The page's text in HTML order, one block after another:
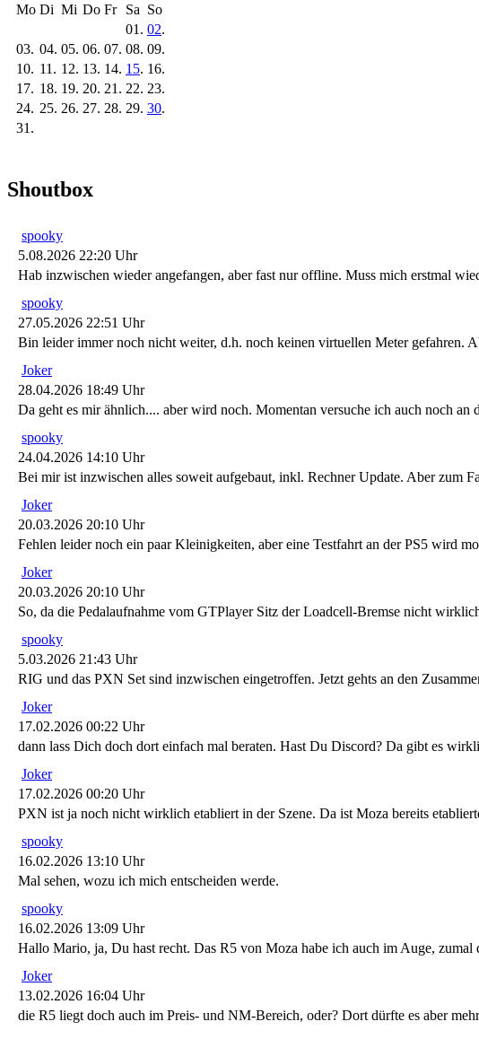
Mo Di Mi Do Fr Sa So
01. 02.
03. 04. 05. 06. 07. 08. 09.
10. 11. 12. 13. 14. 15. 16.
17. 18. 19. 20. 21. 22. 23.
24. 25. 26. 27. 28. 29. 30.
31.
Shoutbox
spooky
5.08.2026 22:20 Uhr
Hab inzwischen wieder angefangen, aber fast nur offline. Muss mich erstmal
spooky
27.05.2026 22:51 Uhr
Bin leider immer noch nicht weiter, d.h. noch keinen virtuellen Meter gefahren.
Joker
28.04.2026 18:49 Uhr
Da geht es mir ähnlich.... aber wird noch. Momentan versuche ich auch noch
spooky
24.04.2026 14:10 Uhr
Bei mir ist inzwischen alles soweit aufgebaut, inkl. Rechner Update. Aber zum
Joker
20.03.2026 20:10 Uhr
Fehlen leider noch ein paar Kleinigkeiten, aber eine Testfahrt an der PS5 wird
Joker
20.03.2026 20:10 Uhr
So, da die Pedalaufnahme vom GTPlayer Sitz der Loadcell-Bremse nicht
spooky
5.03.2026 21:43 Uhr
RIG und das PXN Set sind inzwischen eingetroffen. Jetzt gehts an den
Joker
17.02.2026 00:22 Uhr
dann lass Dich doch dort einfach mal beraten. Hast Du Discord? Da gibt es
Joker
17.02.2026 00:20 Uhr
PXN ist ja noch nicht wirklich etabliert in der Szene. Da ist Moza bereits
spooky
16.02.2026 13:10 Uhr
Mal sehen, wozu ich mich entscheiden werde.
spooky
16.02.2026 13:09 Uhr
Hallo Mario, ja, Du hast recht. Das R5 von Moza habe ich auch im Auge,
Joker
13.02.2026 16:04 Uhr
die R5 liegt doch auch im Preis- und NM-Bereich, oder? Dort dürfte es aber